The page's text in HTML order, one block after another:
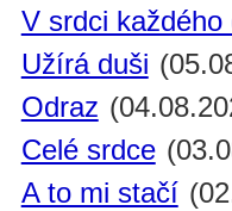
V srdci každého
Užírá duši
Odraz
Celé srdce
A to mi stačí